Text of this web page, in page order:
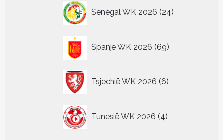
Senegal WK 2026 24
producten
Spanje WK 2026 69
producten
Tsjechië WK 2026 6
producten
Tunesië WK 2026 4
producten